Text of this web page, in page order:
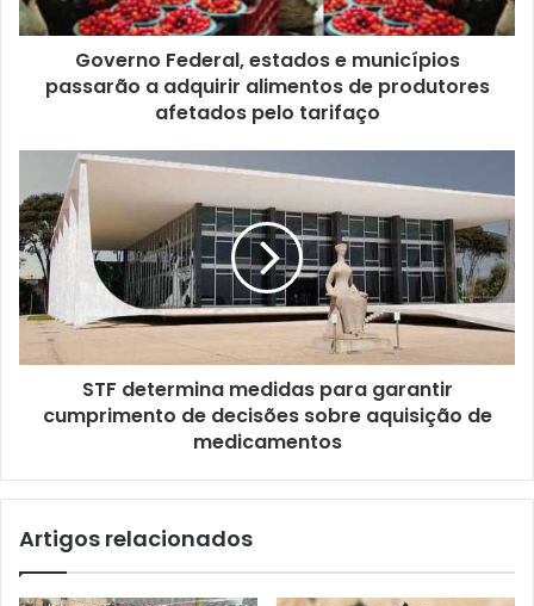
r
e
e
a
i
l
Governo Federal, estados e municípios
passarão a adquirir alimentos de produtores
afetados pelo tarifaço
STF determina medidas para garantir
cumprimento de decisões sobre aquisição de
medicamentos
Artigos relacionados